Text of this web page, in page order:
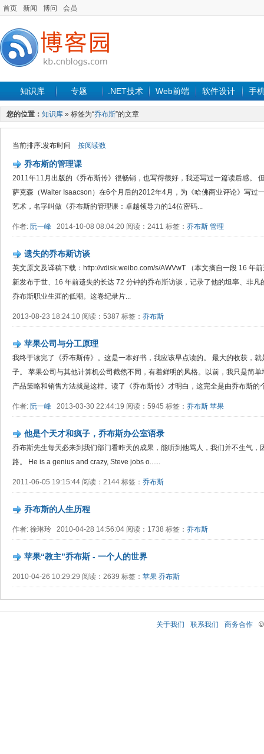
首页 新闻 博问 会员
知识库 专题 .NET技术 Web前端 软件设计 手
您的位置： 知识库 » 标签为“乔布斯”的文章
当前排序:发布时间 按阅读数
乔布斯的管理课
2011年11月出版的《乔布斯传》很畅销，也写得很好，我还写过一篇读后感。
萨克森（Walter Isaacson）在6个月后的2012年4月，为《哈佛商业评论》写过
艺术，名字叫做《乔布斯的管理课：卓越领导力的14位密码...
作者: 阮一峰 2014-10-08 08:04:20 阅读：2411 标签： 乔布斯 管理
遗失的乔布斯访谈
英文原文及译稿下载：http://vdisk.weibo.com/s/AWVwT （本文摘自一段 16 年
新发布于世、16 年前遗失的长达 72 分钟的乔布斯访谈，记录了他的坦率、非
乔布斯职业生涯的低潮。这卷纪录片...
2013-08-23 18:24:10 阅读：5387 标签： 乔布斯
苹果公司与分工原理
我终于读完了《乔布斯传》。这是一本好书，我应该早点读的。 最大的收获，
子。 苹果公司与其他计算机公司截然不同，有着鲜明的风格。以前，我只是简
产品策略和销售方法就是这样。读了《乔布斯传》才明白，这完全是由乔布斯的
作者: 阮一峰 2013-03-30 22:44:19 阅读：5945 标签： 乔布斯 苹果
他是个天才和疯子，乔布斯办公室语录
乔布斯先生每天必来到我们部门看昨天的成果，能听到他骂人，我们并不生气
路。 He is a genius and crazy, Steve jobs o......
2011-06-05 19:15:44 阅读：2144 标签： 乔布斯
乔布斯的人生历程
作者: 徐琳玲 2010-04-28 14:56:04 阅读：1738 标签： 乔布斯
苹果“教主”乔布斯 - 一个人的世界
2010-04-26 10:29:29 阅读：2639 标签： 苹果 乔布斯
关于我们 联系我们 商务合作